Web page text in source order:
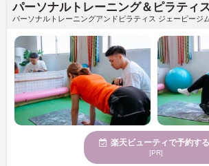
パーソナルトレーニング＆ピラティ
パーソナルトレーニングアンドピラティス ジェーピージ
楽天ビューティで予約する
[PR]